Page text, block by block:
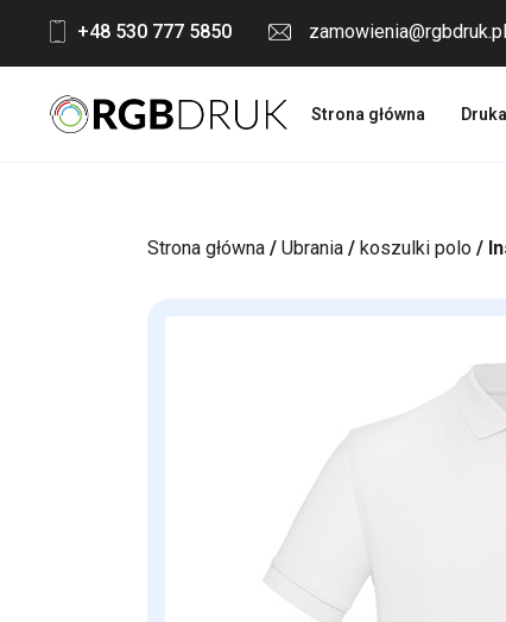
content
+48 530 777 5850 zamowienia@rgbdruk.pl
Strona główna
Strona główna / Ubrania / koszulki polo /